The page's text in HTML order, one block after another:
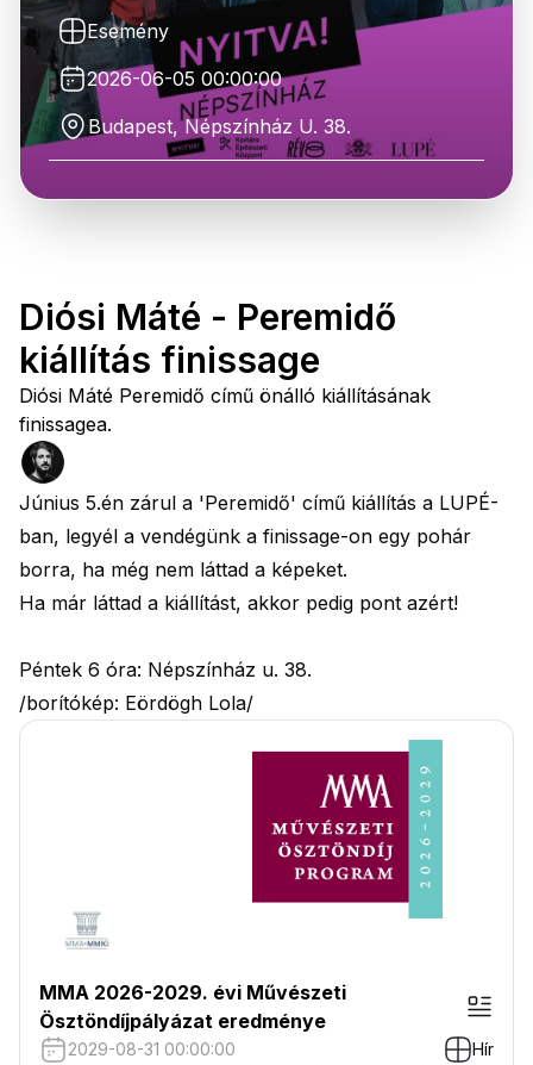
Esemény
2026-06-05 00:00:00
Budapest, Népszínház U. 38.
Diósi Máté - Peremidő
kiállítás finissage
Diósi Máté Peremidő című önálló kiállításának
finissagea.
Június 5.én zárul a 'Peremidő' című kiállítás a LUPÉ-
ban, legyél a vendégünk a finissage-on egy pohár
borra, ha még nem láttad a képeket.
Ha már láttad a kiállítást, akkor pedig pont azért!
Péntek 6 óra: Népszínház u. 38.
/borítókép: Eördögh Lola/
MMA 2026-2029. évi Művészeti
Ösztöndíjpályázat eredménye
2029-08-31 00:00:00 Hír